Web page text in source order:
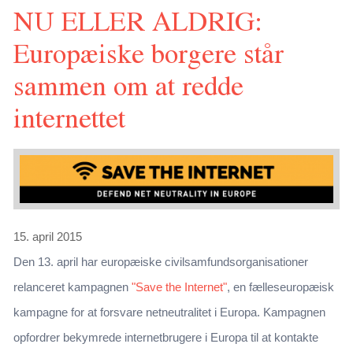
NU ELLER ALDRIG:
Europæiske borgere står
sammen om at redde
internettet
15. april 2015
Den 13. april har europæiske civilsamfundsorganisationer
relanceret kampagnen "Save the Internet", en fælleseuropæisk
kampagne for at forsvare netneutralitet i Europa. Kampagnen
opfordrer bekymrede internetbrugere i Europa til at kontakte